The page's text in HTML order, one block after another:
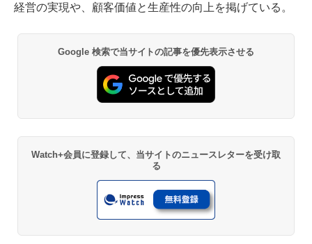
経営の実現や、顧客価値と生産性の向上を掲げている。
Google 検索で当サイトの記事を優先表示させる
Watch+会員に登録して、当サイトのニュースレターを受け取
る